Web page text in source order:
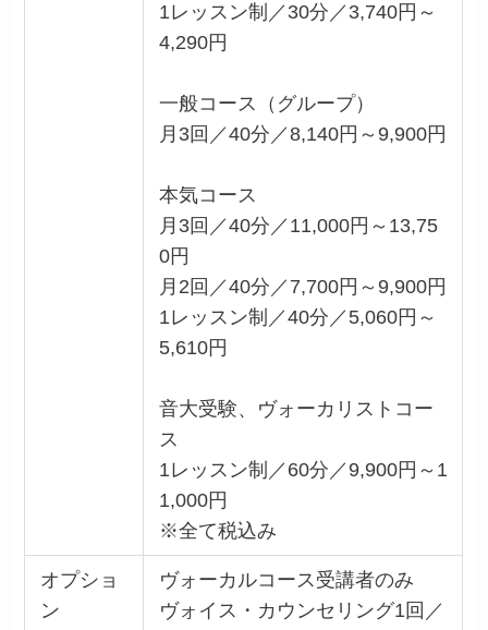
1レッスン制／30分／3,740円～
4,290円
一般コース（グループ）
月3回／40分／8,140円～9,900円
本気コース
月3回／40分／11,000円～13,75
0円
月2回／40分／7,700円～9,900円
1レッスン制／40分／5,060円～
5,610円
音大受験、ヴォーカリストコー
ス
1レッスン制／60分／9,900円～1
1,000円
※全て税込み
オプショ
ン
ヴォーカルコース受講者のみ
ヴォイス・カウンセリング1回／